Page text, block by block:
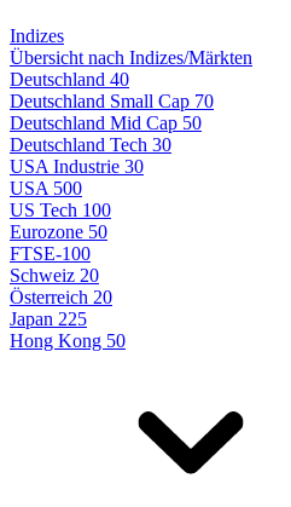
Indizes
Übersicht nach Indizes/Märkten
Deutschland 40
Deutschland Small Cap 70
Deutschland Mid Cap 50
Deutschland Tech 30
USA Industrie 30
USA 500
US Tech 100
Eurozone 50
FTSE-100
Schweiz 20
Österreich 20
Japan 225
Hong Kong 50